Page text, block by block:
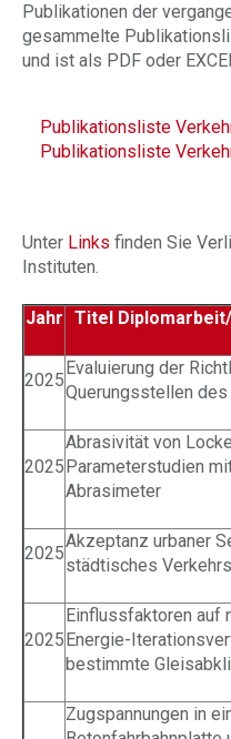
Publikationen der
gesammelte
und ist als PDF oder
Publikationsliste
Publikationsliste
Unter Links finden Sie
Instituten.
Jahr Titel
2025
Evaluierung der
Querungsstellen
2025
Abrasivität von
Parameterstudien
Abrasimeter
2025
Akzeptanz urbaner
städtisches
2025
Einflussfaktoren auf
Energie-
bestimmte
Zugspannungen in